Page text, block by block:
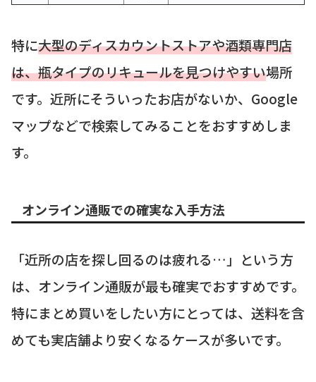
特に大型のディスカウントストアや酒類専門店
は、瓶タイプのリキュールを見つけやすい場所
です。近所にそういったお店がないか、Google
マップなどで検索してみることをおすすめしま
す。
オンライン通販での確実な入手方法
「近所の店を探し回るのは疲れる…」という方
は、オンライン通販が最も確実でおすすめです。
特にまとめ買いをしたい方にとっては、送料を含
めても実店舗より安くなるケースが多いです。